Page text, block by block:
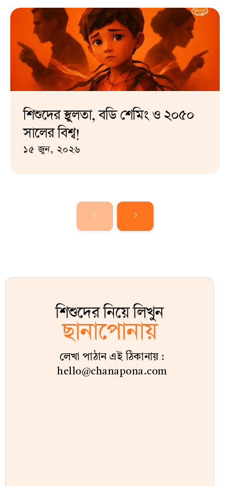
শিশুদের স্থুলতা, বডি শেমিং ও ২০৫০
সালের বিশ্ব!
১৫ জুন, ২০২৬
শিশুদের নিয়ে লিখুন
ছানাপোনায়
লেখা পাঠান এই ঠিকানায় :
hello@chanapona.com